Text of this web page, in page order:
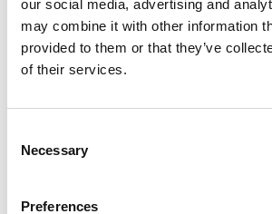
our social media, advertising and
may combine it with other information
provided to them or that they’ve
of their services.
Necessary
Preferences
Gaupen reservedeler
Tredal reservedeler